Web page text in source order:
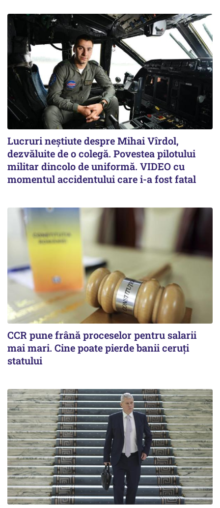
Lucruri neștiute despre Mihai Vîrdol,
dezvăluite de o colegă. Povestea pilotului
militar dincolo de uniformă. VIDEO cu
momentul accidentului care i-a fost fatal
CCR pune frână proceselor pentru salarii
mai mari. Cine poate pierde banii ceruți
statului